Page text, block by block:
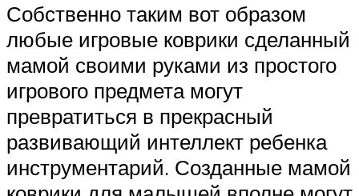
Собственно таким вот образом
любые игровые коврики сделанный
мамой своими руками из простого
игрового предмета могут
превратиться в прекрасный
развивающий интеллект ребенка
инструментарий. Созданные мамой